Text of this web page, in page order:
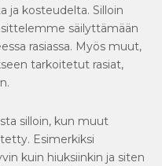
ja kosteudelta. Silloin
säilyttämään
rasiassa. Myös muut,
tarkoitetut rasiat,
silloin, kun muut
Esimerkiksi
kuin hiuksiinkin ja siten